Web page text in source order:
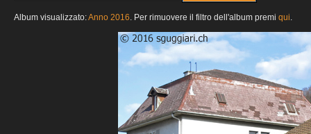
Album visualizzato:Anno 2016. Per rimuovere il filtro dell'album premi qui.